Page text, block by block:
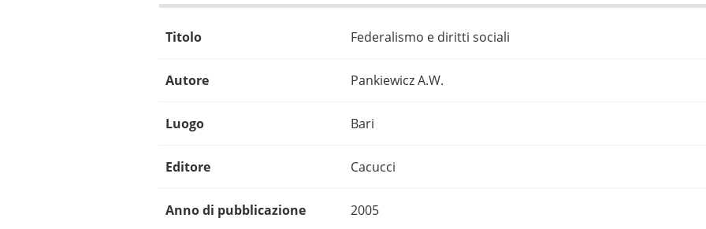
Titolo Federalismo e diritti sociali
Autore Pankiewicz A.W.
Luogo Bari
Editore Cacucci
Anno di pubblicazione 2005